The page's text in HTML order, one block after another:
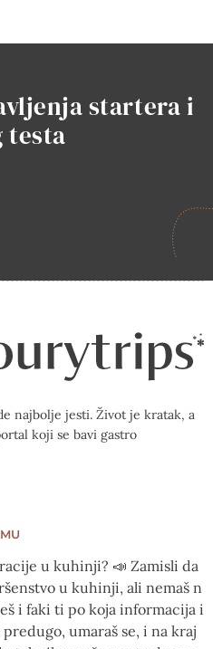
startera i
testa
najbolje jesti. Život je kratak, a
koji se bavi gastro